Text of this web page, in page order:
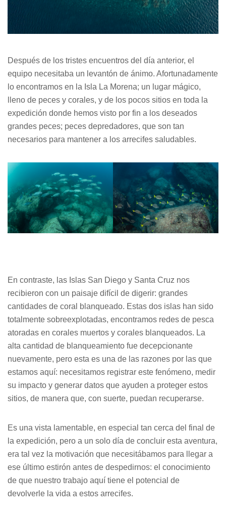
Después de los tristes encuentros del día anterior, el
equipo necesitaba un levantón de ánimo. Afortunadamente
lo encontramos en la Isla La Morena; un lugar mágico,
lleno de peces y corales, y de los pocos sitios en toda la
expedición donde hemos visto por fin a los deseados
grandes peces; peces depredadores, que son tan
necesarios para mantener a los arrecifes saludables.
En contraste, las Islas San Diego y Santa Cruz nos
recibieron con un paisaje difícil de digerir: grandes
cantidades de coral blanqueado. Estas dos islas han sido
totalmente sobreexplotadas, encontramos redes de pesca
atoradas en corales muertos y corales blanqueados. La
alta cantidad de blanqueamiento fue decepcionante
nuevamente, pero esta es una de las razones por las que
estamos aquí: necesitamos registrar este fenómeno, medir
su impacto y generar datos que ayuden a proteger estos
sitios, de manera que, con suerte, puedan recuperarse.
Es una vista lamentable, en especial tan cerca del final de
la expedición, pero a un solo día de concluir esta aventura,
era tal vez la motivación que necesitábamos para llegar a
ese último estirón antes de despedirnos: el conocimiento
de que nuestro trabajo aquí tiene el potencial de
devolverle la vida a estos arrecifes.